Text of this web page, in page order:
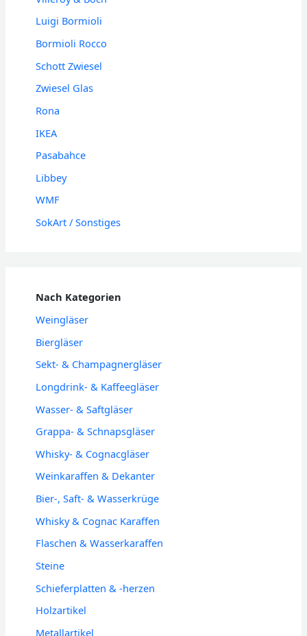
Luigi Bormioli
Bormioli Rocco
Schott Zwiesel
Zwiesel Glas
Rona
IKEA
Pasabahce
Libbey
WMF
SokArt / Sonstiges
Nach Kategorien
Weingläser
Biergläser
Sekt- & Champagnergläser
Longdrink- & Kaffeegläser
Wasser- & Saftgläser
Grappa- & Schnapsgläser
Whisky- & Cognacgläser
Weinkaraffen & Dekanter
Bier-, Saft- & Wasserkrüge
Whisky & Cognac Karaffen
Flaschen & Wasserkaraffen
Steine
Schieferplatten & -herzen
Holzartikel
Metallartikel